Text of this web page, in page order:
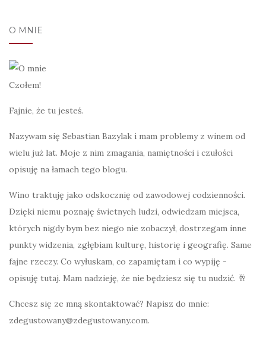
O MNIE
Czołem!
Fajnie, że tu jesteś.
Nazywam się Sebastian Bazylak i mam problemy z winem od
wielu już lat. Moje z nim zmagania, namiętności i czułości
opisuję na łamach tego blogu.
Wino traktuję jako odskocznię od zawodowej codzienności.
Dzięki niemu poznaję świetnych ludzi, odwiedzam miejsca,
których nigdy bym bez niego nie zobaczył, dostrzegam inne
punkty widzenia, zgłębiam kulturę, historię i geografię. Same
fajne rzeczy. Co wyłuskam, co zapamiętam i co wypiję -
opisuję tutaj. Mam nadzieję, że nie będziesz się tu nudzić. 🥂
Chcesz się ze mną skontaktować? Napisz do mnie:
zdegustowany@zdegustowany.com.